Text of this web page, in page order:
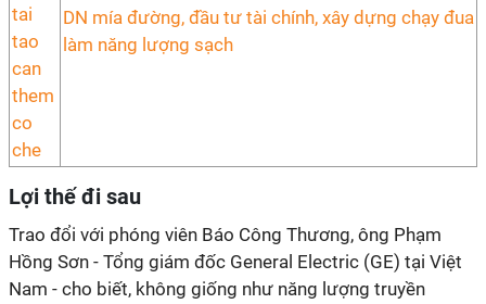
DN mía đường, đầu tư tài chính, xây dựng chạy đua
làm năng lượng sạch
Lợi thế đi sau
Trao đổi với phóng viên Báo Công Thương, ông Phạm
Hồng Sơn - Tổng giám đốc General Electric (GE) tại Việt
Nam - cho biết, không giống như năng lượng truyền